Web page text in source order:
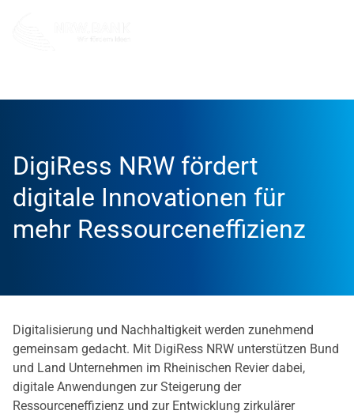
DigiRess NRW fördert
digitale Innovationen für
mehr Ressourceneffizienz
Digitalisierung und Nachhaltigkeit werden zunehmend
gemeinsam gedacht. Mit DigiRess NRW unterstützen Bund
und Land Unternehmen im Rheinischen Revier dabei,
digitale Anwendungen zur Steigerung der
Ressourceneffizienz und zur Entwicklung zirkulärer